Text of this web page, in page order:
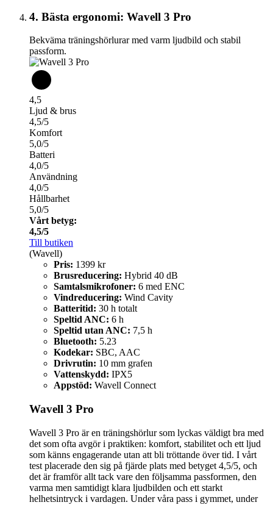
4. Bästa ergonomi: Wavell 3 Pro
Bekväma träningshörlurar med varm ljudbild och stabil
passform.
4,5
Ljud & brus
4,5/5
Komfort
5,0/5
Batteri
4,0/5
Användning
4,0/5
Hållbarhet
5,0/5
Vårt betyg:
4,5/5
Till butiken
(Wavell)
Pris: 1399 kr
Brusreducering: Hybrid 40 dB
Samtalsmikrofoner: 6 med ENC
Vindreducering: Wind Cavity
Batteritid: 30 h totalt
Speltid ANC: 6 h
Speltid utan ANC: 7,5 h
Bluetooth: 5.23
Kodekar: SBC, AAC
Drivrutin: 10 mm grafen
Vattenskydd: IPX5
Appstöd: Wavell Connect
Wavell 3 Pro
Wavell 3 Pro är en träningshörlur som lyckas väldigt bra med
det som ofta avgör i praktiken: komfort, stabilitet och ett ljud
som känns engagerande utan att bli tröttande över tid. I vårt
test placerade den sig på fjärde plats med betyget 4,5/5, och
det är framför allt tack vare den följsamma passformen, den
varma men samtidigt klara ljudbilden och ett starkt
helhetsintryck i vardagen. Under våra pass i gymmet, under